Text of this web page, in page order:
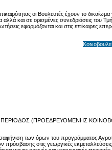
οι Βουλευτές έχουν το
αλλά και σε ορισμένες συνεδριάσεις του
εφαρμόζονται και στις επίκαιρες
ΠΕΡΙΟΔΟΣ (ΠΡΟΕΔΡΕΥΟΜΕΝΗΣ
των όρων του προγράμματος
πρόσβασης στις γεωργικές